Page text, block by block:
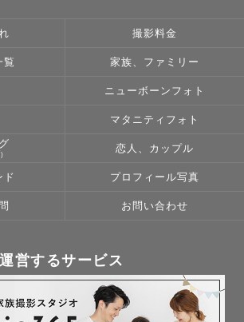
撮影料金
覧 家族、ファミリー
ニューボーンフォト
マタニティフォト
恋人、カップル
ド プロフィール写真
お問い合わせ
営するサービス